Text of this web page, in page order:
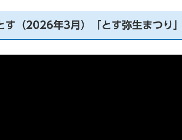
す（2026年3月）「とす弥生まつり」